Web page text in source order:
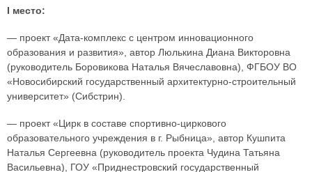
I место:
— проект «Дата-комплекс с центром инновационного
образования и развития», автор Люлькина Диана Викторовна
(руководитель Боровикова Наталья Вячеславовна), ФГБОУ ВО
«Новосибирский государственный архитектурно-строительный
университет» (Сибстрин).
— проект «Цирк в составе спортивно-циркового
образовательного учреждения в г. Рыбница», автор Кушпита
Наталья Сергеевна (руководитель проекта Чудина Татьяна
Васильевна), ГОУ «Приднестровский государственный